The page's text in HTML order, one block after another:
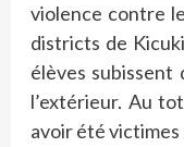
violence contre
districts de
élèves subissent
l’extérieur. Au
avoir été victimes